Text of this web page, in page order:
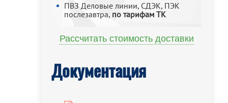
ПВЗ Деловые линии, СДЭК, ПЭК
послезавтра, по тарифам ТК
Рассчитать стоимость доставки
Документация